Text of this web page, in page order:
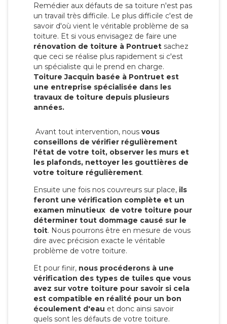
Remédier aux défauts de sa toiture n'est pas
un travail très difficile. Le plus difficile c'est de
savoir d'où vient le véritable problème de sa
toiture. Et si vous envisagez de faire une
rénovation de toiture à Pontruet sachez
que ceci se réalise plus rapidement si c'est
un spécialiste qui le prend en charge.
Toiture Jacquin basée à Pontruet est
une entreprise spécialisée dans les
travaux de toiture depuis plusieurs
années.
Avant tout intervention, nous vous
conseillons de vérifier régulièrement
l'état de votre toit, observer les murs et
les plafonds, nettoyer les gouttières de
votre toiture régulièrement.
Ensuite une fois nos couvreurs sur place, ils
feront une vérification complète et un
examen minutieux de votre toiture pour
déterminer tout dommage causé sur le
toit. Nous pourrons être en mesure de vous
dire avec précision exacte le véritable
problème de votre toiture.
Et pour finir, nous procéderons à une
vérification des types de tuiles que vous
avez sur votre toiture pour savoir si cela
est compatible en réalité pour un bon
écoulement d'eau et donc ainsi savoir
quels sont les défauts de votre toiture.